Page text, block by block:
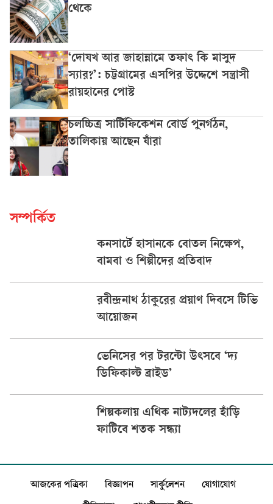
থেকে
‘দোযখ আর জাহান্নামে তফাৎ কি মাসুদ
স্যার?’: চট্টগ্রামের এসপির উদ্দেশে সন্ত্রাসী
রায়হানের পোস্ট
চলচ্চিত্র সার্টিফিকেশন বোর্ড পুনর্গঠন,
তালিকায় আছেন যাঁরা
সম্পর্কিত
কনসার্টে হাসানকে বোতল নিক্ষেপ,
বামবা ও শিল্পীদের প্রতিবাদ
রবীন্দ্রনাথ ঠাকুরের প্রয়াণ দিবসে টিভি
আয়োজন
ভেনিসের পর টরন্টো উৎসবে ‘দ্য
ডিফিকাল্ট ব্রাইড’
শিল্পকলায় এথিক নাট্যদলের হাঁড়ি
ফাটিবে শতক সন্ধ্যা
আজকের পত্রিকা বিজ্ঞাপন সার্কুলেশন যোগাযোগ